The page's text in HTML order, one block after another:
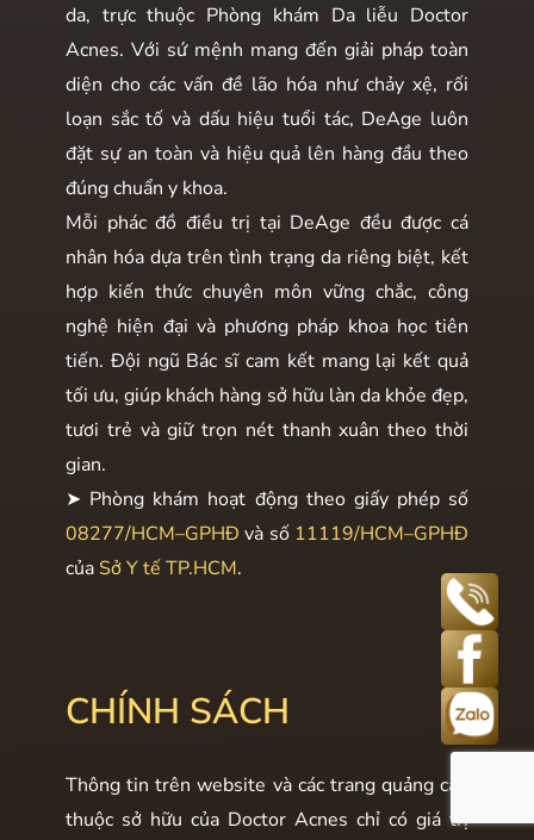
da, trực thuộc Phòng khám Da liễu Doctor
Acnes. Với sứ mệnh mang đến giải pháp toàn
diện cho các vấn đề lão hóa như chảy xệ, rối
loạn sắc tố và dấu hiệu tuổi tác, DeAge luôn
đặt sự an toàn và hiệu quả lên hàng đầu theo
đúng chuẩn y khoa.
Mỗi phác đồ điều trị tại DeAge đều được cá
nhân hóa dựa trên tình trạng da riêng biệt, kết
hợp kiến thức chuyên môn vững chắc, công
nghệ hiện đại và phương pháp khoa học tiên
tiến. Đội ngũ Bác sĩ cam kết mang lại kết quả
tối ưu, giúp khách hàng sở hữu làn da khỏe đẹp,
tươi trẻ và giữ trọn nét thanh xuân theo thời
gian.
➤ Phòng khám hoạt động theo giấy phép số
08277/HCM–GPHĐ và số 11119/HCM–GPHĐ
của Sở Y tế TP.HCM.
CHÍNH SÁCH
Thông tin trên website và các trang quảng cáo
thuộc sở hữu của Doctor Acnes chỉ có giá trị